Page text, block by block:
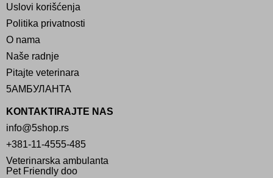
Uslovi korišćenja
Politika privatnosti
O nama
Naše radnje
Pitajte veterinara
5АМБУЛАНТА
KONTAKTIRAJTE NAS
info@5shop.rs
+381-11-4555-485
Veterinarska ambulanta
Pet Friendly doo